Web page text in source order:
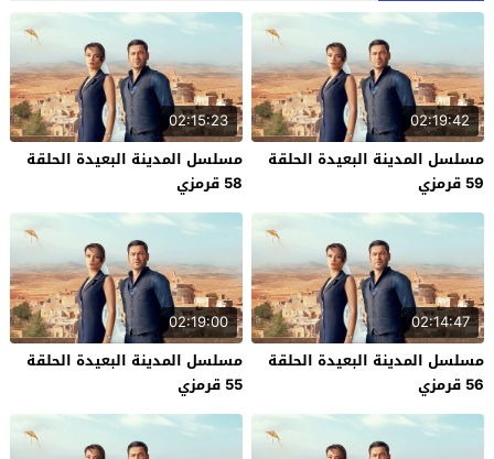
02:19:42
مسلسل المدينة البعيدة الحلقة
59 قرمزي
02:15:23
مسلسل المدينة البعيدة الحلقة
58 قرمزي
02:14:47
مسلسل المدينة البعيدة الحلقة
56 قرمزي
02:19:00
مسلسل المدينة البعيدة الحلقة
55 قرمزي